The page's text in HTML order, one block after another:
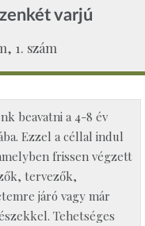
varjú
1. szám
beavatni a 4-8 év
Ezzel a céllal indul
frissen végzett
tervezők,
járó vagy már
Tehetséges